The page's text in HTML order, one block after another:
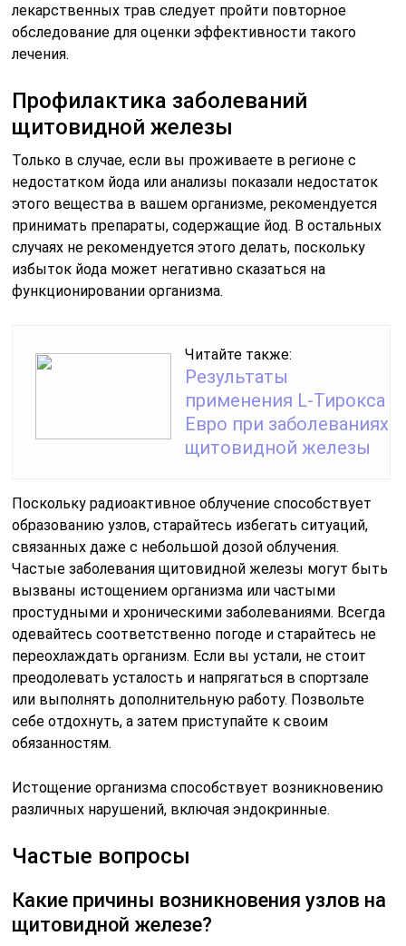
лекарственных трав следует пройти повторное
обследование для оценки эффективности такого
лечения.
Профилактика заболеваний
щитовидной железы
Только в случае, если вы проживаете в регионе с
недостатком йода или анализы показали недостаток
этого вещества в вашем организме, рекомендуется
принимать препараты, содержащие йод. В остальных
случаях не рекомендуется этого делать, поскольку
избыток йода может негативно сказаться на
функционировании организма.
Читайте также:
Результаты
применения L-Тирокса
Евро при заболеваниях
щитовидной железы
Поскольку радиоактивное облучение способствует
образованию узлов, старайтесь избегать ситуаций,
связанных даже с небольшой дозой облучения.
Частые заболевания щитовидной железы могут быть
вызваны истощением организма или частыми
простудными и хроническими заболеваниями. Всегда
одевайтесь соответственно погоде и старайтесь не
переохлаждать организм. Если вы устали, не стоит
преодолевать усталость и напрягаться в спортзале
или выполнять дополнительную работу. Позвольте
себе отдохнуть, а затем приступайте к своим
обязанностям.
Истощение организма способствует возникновению
различных нарушений, включая эндокринные.
Частые вопросы
Какие причины возникновения узлов на
щитовидной железе?